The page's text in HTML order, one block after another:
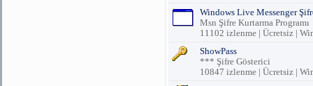
Windows Live Messenger
Msn Şifre Kurtarma Programı
11102 izlenme | Ücretsiz |
ShowPass
*** Şifre Gösterici
10847 izlenme | Ücretsiz |